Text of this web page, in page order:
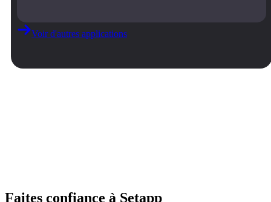
Voir d'autres applications
Faites confiance à Setapp